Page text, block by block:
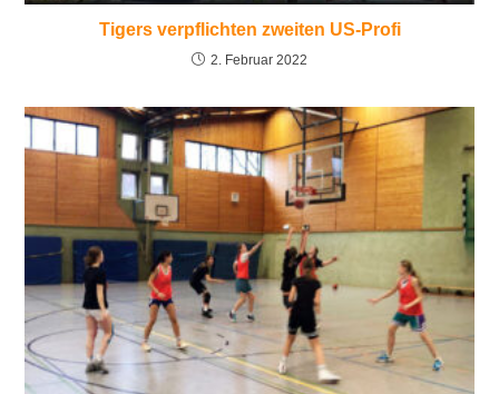
Tigers verpflichten zweiten US-Profi
2. Februar 2022